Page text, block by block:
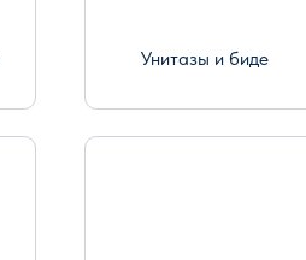
Унитазы и биде